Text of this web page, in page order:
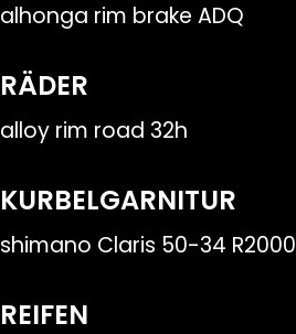
alhonga rim brake ADQ
RÄDER
alloy rim road 32h
KURBELGARNITUR
shimano Claris 50-34 R2000
REIFEN